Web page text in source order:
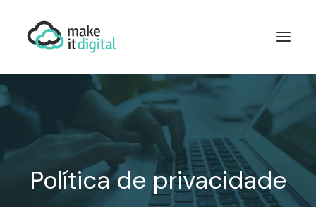
WORDPRESS
DESENVOLVIMENTO
MARKETING DIGITAL
MID TALKSPolítica de privacidade